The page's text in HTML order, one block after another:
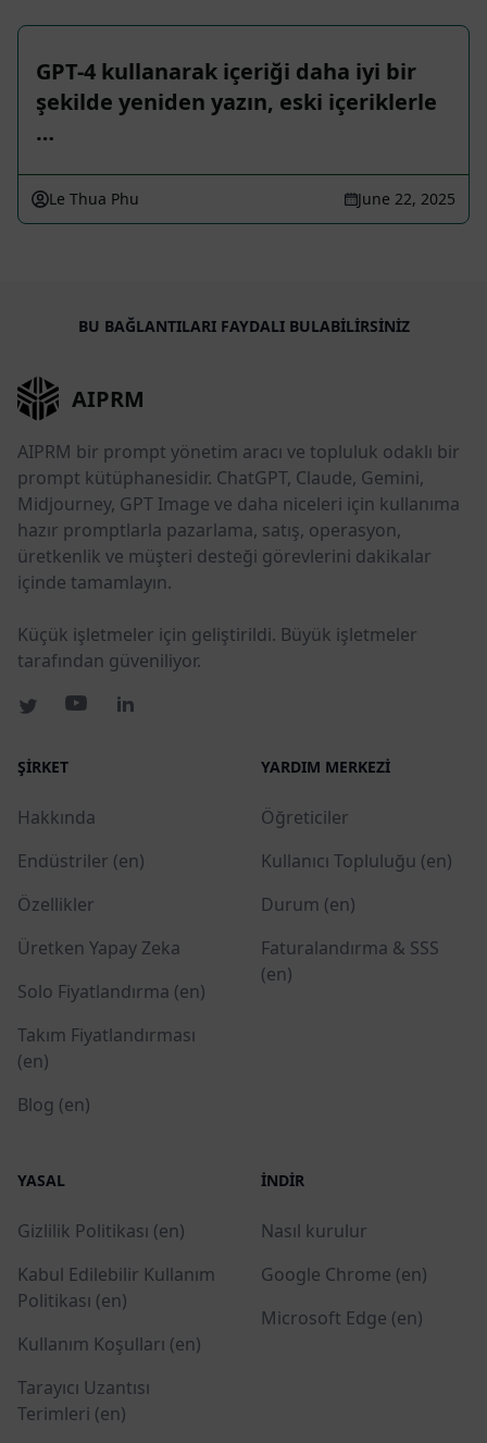
GPT-4 kullanarak içeriği daha iyi bir
şekilde yeniden yazın, eski içeriklerle
…
Le Thua Phu June 22, 2025
BU BAĞLANTILARI FAYDALI BULABILIRSINIZ
AIPRM
AIPRM bir prompt yönetim aracı ve topluluk odaklı bir
prompt kütüphanesidir. ChatGPT, Claude, Gemini,
Midjourney, GPT Image ve daha niceleri için kullanıma
hazır promptlarla pazarlama, satış, operasyon,
üretkenlik ve müşteri desteği görevlerini dakikalar
içinde tamamlayın.
Küçük işletmeler için geliştirildi. Büyük işletmeler
tarafından güveniliyor.
ŞIRKET
Hakkında
Endüstriler (en)
Özellikler
Üretken Yapay Zeka
Solo Fiyatlandırma (en)
Takım Fiyatlandırması
(en)
Blog (en)
YARDIM MERKEZI
Öğreticiler
Kullanıcı Topluluğu (en)
Durum (en)
Faturalandırma & SSS
(en)
YASAL
Gizlilik Politikası (en)
Kabul Edilebilir Kullanım
Politikası (en)
Kullanım Koşulları (en)
Tarayıcı Uzantısı
Terimleri (en)
İNDIR
Nasıl kurulur
Google Chrome (en)
Microsoft Edge (en)